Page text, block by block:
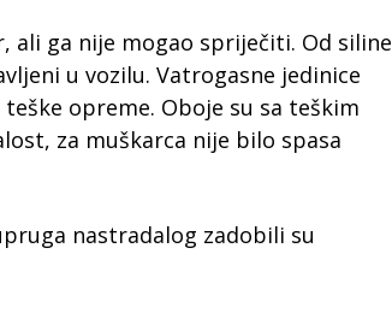
ali ga nije mogao spriječiti. Od siline
u vozilu. Vatrogasne jedinice
opreme. Oboje su sa teškim
za muškarca nije bilo spasa
nastradalog zadobili su